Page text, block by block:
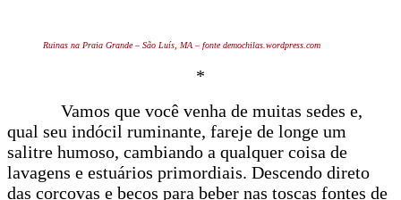
Ruinas na Praia Grande – São Luís, MA – fonte demochilas.wordpress.com
*
Vamos que você venha de muitas sedes e,
qual seu indócil ruminante, fareje de longe um
salitre humoso, cambiando a qualquer coisa de
lavagens e estuários primordiais. Descendo direto
das corcovas e becos para beber nas toscas fontes de